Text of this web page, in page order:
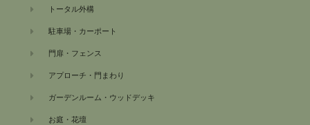
トータル外構
駐車場・カーポート
門扉・フェンス
アプローチ・門まわり
ガーデンルーム・ウッドデッキ
お庭・花壇